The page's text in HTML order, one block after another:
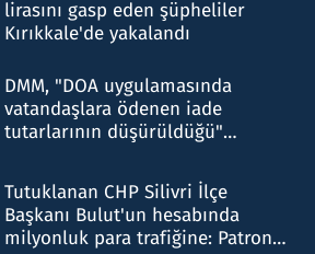
lirasını gasp eden şüpheliler
Kırıkkale'de yakalandı
DMM, "DOA uygulamasında
vatandaşlara ödenen iade
tutarlarının düşürüldüğü"
Tutuklanan CHP Silivri İlçe
Başkanı Bulut'un hesabında
milyonluk para trafiğine: Patron